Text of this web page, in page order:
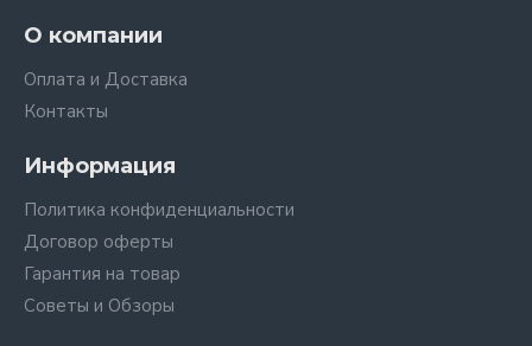
О компании
Оплата и Доставка
Контакты
Информация
Политика конфиденциальности
Договор оферты
Гарантия на товар
Советы и Обзоры